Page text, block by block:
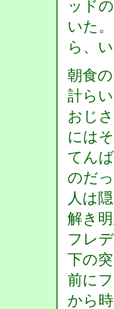
ッド
いた
ら、
朝食
計ら
おじ
には
てん
のだ
人は
解き
フレ
下の
前に
から